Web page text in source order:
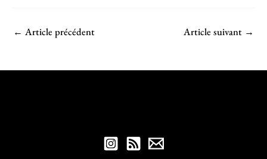
← Article précédent Article suivant →